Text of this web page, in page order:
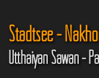
Stadtsee -
Utthaiyan Sawan -